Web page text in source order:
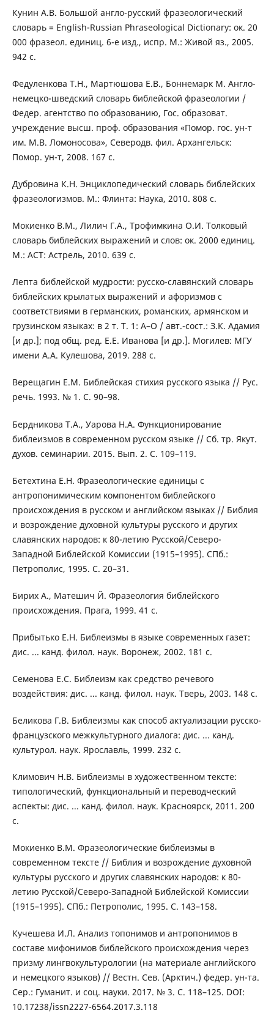
Кунин А.В. Большой англо-русский фразеологический
словарь = English-Russian Phraseological Dictionary: ок. 20
000 фразеол. единиц. 6-е изд., испр. М.: Живой яз., 2005.
942 с.
Федуленкова Т.Н., Мартюшова Е.В., Боннемарк М. Англо-
немецко-шведский словарь библейской фразеологии /
Федер. агентство по образованию, Гос. образоват.
учреждение высш. проф. образования «Помор. гос. ун-т
им. М.В. Ломоносова», Северодв. фил. Архангельск:
Помор. ун-т, 2008. 167 с.
Дубровина К.Н. Энциклопедический словарь библейских
фразеологизмов. М.: Флинта: Наука, 2010. 808 с.
Мокиенко В.М., Лилич Г.А., Трофимкина О.И. Толковый
словарь библейских выражений и слов: ок. 2000 единиц.
М.: АСТ: Астрель, 2010. 639 с.
Лепта библейской мудрости: русско-славянский словарь
библейских крылатых выражений и афоризмов с
соответствиями в германских, романских, армянском и
грузинском языках: в 2 т. Т. 1: А–О / авт.-сост.: З.К. Адамия
[и др.]; под общ. ред. Е.Е. Иванова [и др.]. Могилев: МГУ
имени А.А. Кулешова, 2019. 288 с.
Верещагин Е.М. Библейская стихия русского языка // Рус.
речь. 1993. № 1. С. 90–98.
Бердникова Т.А., Уарова Н.А. Функционирование
библеизмов в современном русском языке // Сб. тр. Якут.
духов. семинарии. 2015. Вып. 2. С. 109–119.
Бетехтина Е.Н. Фразеологические единицы с
антропонимическим компонентом библейского
происхождения в русском и английском языках // Библия
и возрождение духовной культуры русского и других
славянских народов: к 80-летию Русской/Северо-
Западной Библейской Комиссии (1915–1995). СПб.:
Петрополис, 1995. С. 20–31.
Бирих А., Матешич Й. Фразеология библейского
происхождения. Прага, 1999. 41 с.
Прибытько Е.Н. Библеизмы в языке современных газет:
дис. ... канд. филол. наук. Воронеж, 2002. 181 с.
Семенова Е.С. Библеизм как средство речевого
воздействия: дис. ... канд. филол. наук. Тверь, 2003. 148 с.
Беликова Г.В. Библеизмы как способ актуализации русско-
французского межкультурного диалога: дис. ... канд.
культурол. наук. Ярославль, 1999. 232 с.
Климович Н.В. Библеизмы в художественном тексте:
типологический, функциональный и переводческий
аспекты: дис. ... канд. филол. наук. Красноярск, 2011. 200
с.
Мокиенко В.М. Фразеологические библеизмы в
современном тексте // Библия и возрождение духовной
культуры русского и других славянских народов: к 80-
летию Русской/Северо-Западной Библейской Комиссии
(1915–1995). СПб.: Петрополис, 1995. С. 143–158.
Кучешева И.Л. Анализ топонимов и антропонимов в
составе мифонимов библейского происхождения через
призму лингвокультурологии (на материале английского
и немецкого языков) // Вестн. Сев. (Арктич.) федер. ун-та.
Сер.: Гуманит. и соц. науки. 2017. № 3. С. 118–125. DOI:
10.17238/issn2227-6564.2017.3.118